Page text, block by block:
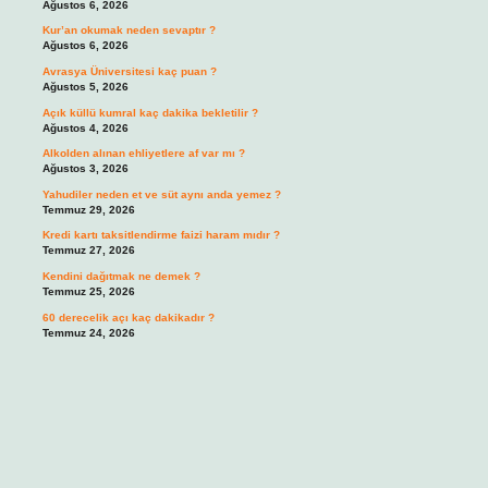
Ağustos 6, 2026
Kur’an okumak neden sevaptır ?
Ağustos 6, 2026
Avrasya Üniversitesi kaç puan ?
Ağustos 5, 2026
Açık küllü kumral kaç dakika bekletilir ?
Ağustos 4, 2026
Alkolden alınan ehliyetlere af var mı ?
Ağustos 3, 2026
Yahudiler neden et ve süt aynı anda yemez ?
Temmuz 29, 2026
Kredi kartı taksitlendirme faizi haram mıdır ?
Temmuz 27, 2026
Kendini dağıtmak ne demek ?
Temmuz 25, 2026
60 derecelik açı kaç dakikadır ?
Temmuz 24, 2026